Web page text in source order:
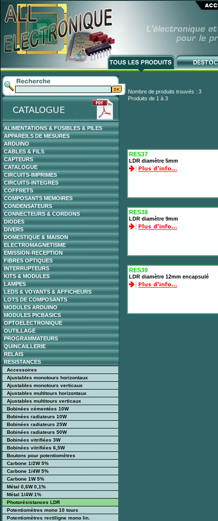
ALIMENTATIONS & FUSIBLES & PILES
APPAREILS DE MESURES
ARDUINO
CABLES & FILS
CAPTEURS
CATALOGUE
CIRCUITS-IMPRIMES
CIRCUITS-INTEGRES
COFFRETS
COMPOSANTS MEMOIRES
CONDENSATEURS
CONNECTEURS & CORDONS
DIODES
DIVERS
DOMESTIQUE & MAISON
ELECTROMAGNETISME
EMISSION-RECEPTION
FIBRES OPTIQUES
INTERRUPTEURS
KITS & MODULES
LAMPES
LEDS & VOYANTS & AFFICHEURS
LOTS DE COMPOSANTS
MODULES ARDUINO
MODULES PICBASICS
OPTOELECTRONIQUE
OUTILLAGE
PROGRAMMATEURS
QUINCAILLERIE
RELAIS
RESISTANCES
Accessoires
Ajustables monotours horizontaux
Ajustables monotours verticaux
Ajustables multitours horizontaux
Ajustables multitours verticaux
Bobinées cémentées 10W
Bobinées radiateurs 10W
Bobinées radiateurs 25W
Bobinées radiateurs 50W
Bobinées vitrifiées 3W
Bobinées vitrifiées 6,5W
Boutons pour potentiomètres
Carbone 1/2W 5%
Carbone 1/4W 5%
Carbone 1W 5%
Métal 0,6W 0,1%
Métal 1/4W 1%
Photorésistances LDR
Potentiomètres mono 10 tours
Potentiomètres rectiligne mono lin.
Nombre de produits trouvés : 3
Produits de 1 à 3
RES37
LDR diamètre 5mm
RES38
LDR diamètre 9mm
RES39
LDR diamètre 12mm encapsulé